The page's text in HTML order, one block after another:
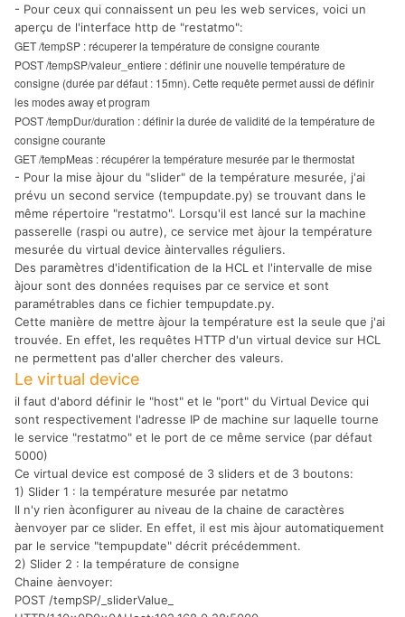
- Pour ceux qui connaissent un peu les web services, voici un
aperçu de l'interface http de "restatmo":
GET /tempSP : récuperer la température de consigne courante
POST /tempSP/valeur_entiere : définir une nouvelle température de
consigne (durée par défaut : 15mn). Cette requête permet aussi de définir
les modes away et program
POST /tempDur/duration : définir la durée de validité de la température de
consigne courante
GET /tempMeas : récupérer la température mesurée par le thermostat
- Pour la mise àjour du "slider" de la température mesurée, j'ai
prévu un second service (tempupdate.py) se trouvant dans le
même répertoire "restatmo". Lorsqu'il est lancé sur la machine
passerelle (raspi ou autre), ce service met àjour la température
mesurée du virtual device àintervalles réguliers.
Des paramètres d'identification de la HCL et l'intervalle de mise
àjour sont des données requises par ce service et sont
paramétrables dans ce fichier tempupdate.py.
Cette manière de mettre àjour la température est la seule que j'ai
trouvée. En effet, les requêtes HTTP d'un virtual device sur HCL
ne permettent pas d'aller chercher des valeurs.
Le virtual device
il faut d'abord définir le "host" et le "port" du Virtual Device qui
sont respectivement l'adresse IP de machine sur laquelle tourne
le service "restatmo" et le port de ce même service (par défaut
5000)
Ce virtual device est composé de 3 sliders et de 3 boutons:
1) Slider 1 : la température mesurée par netatmo
Il n'y rien àconfigurer au niveau de la chaine de caractères
àenvoyer par ce slider. En effet, il est mis àjour automatiquement
par le service "tempupdate" décrit précédemment.
2) Slider 2 : la température de consigne
Chaine àenvoyer:
POST /tempSP/_sliderValue_